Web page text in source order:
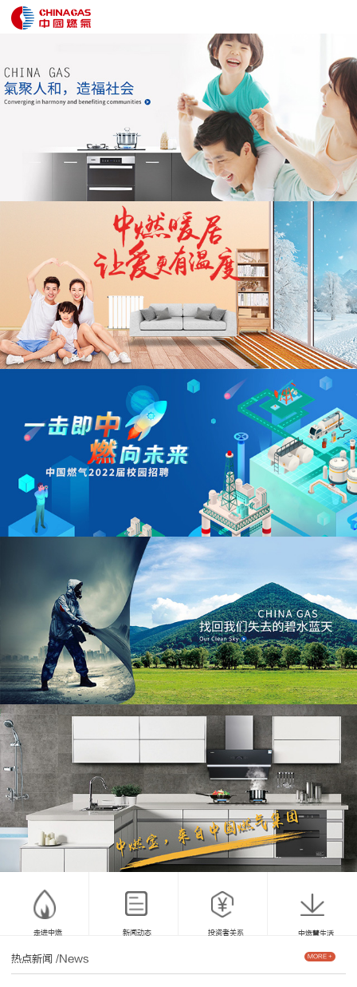
走进中燃 新闻动态 投资者关系 中燃慧生活
热点新闻 /News MORE +